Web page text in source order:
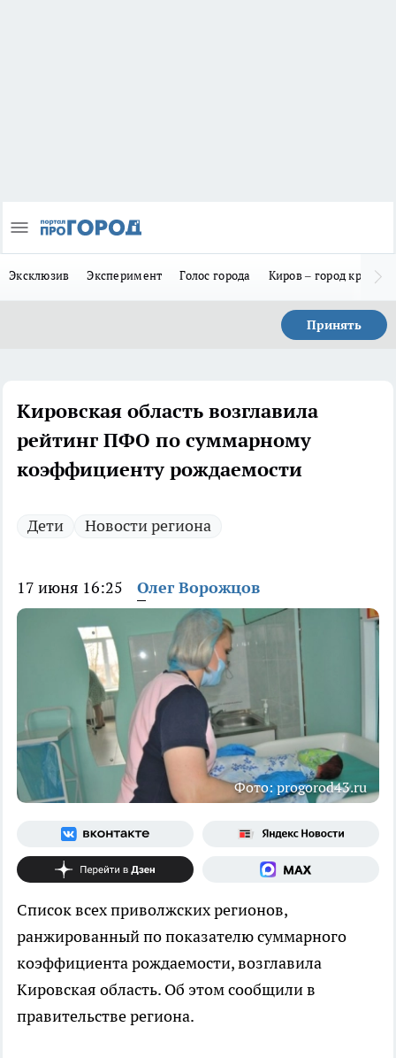
Эксклюзив Эксперимент Голос города Киров – город
Принять
Кировская область возглавила
рейтинг ПФО по суммарному
коэффициенту рождаемости
Дети Новости региона
17 июня 16:25 Олег Ворожцов
Фото: progorod43.ru
Список всех приволжских регионов,
ранжированный по показателю суммарного
коэффициента рождаемости, возглавила
Кировская область. Об этом сообщили в
правительстве региона.